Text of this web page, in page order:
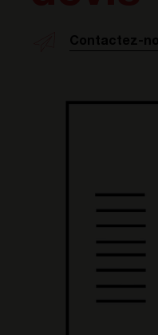
Contactez-